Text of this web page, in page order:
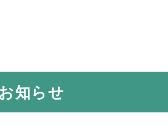
お知らせ